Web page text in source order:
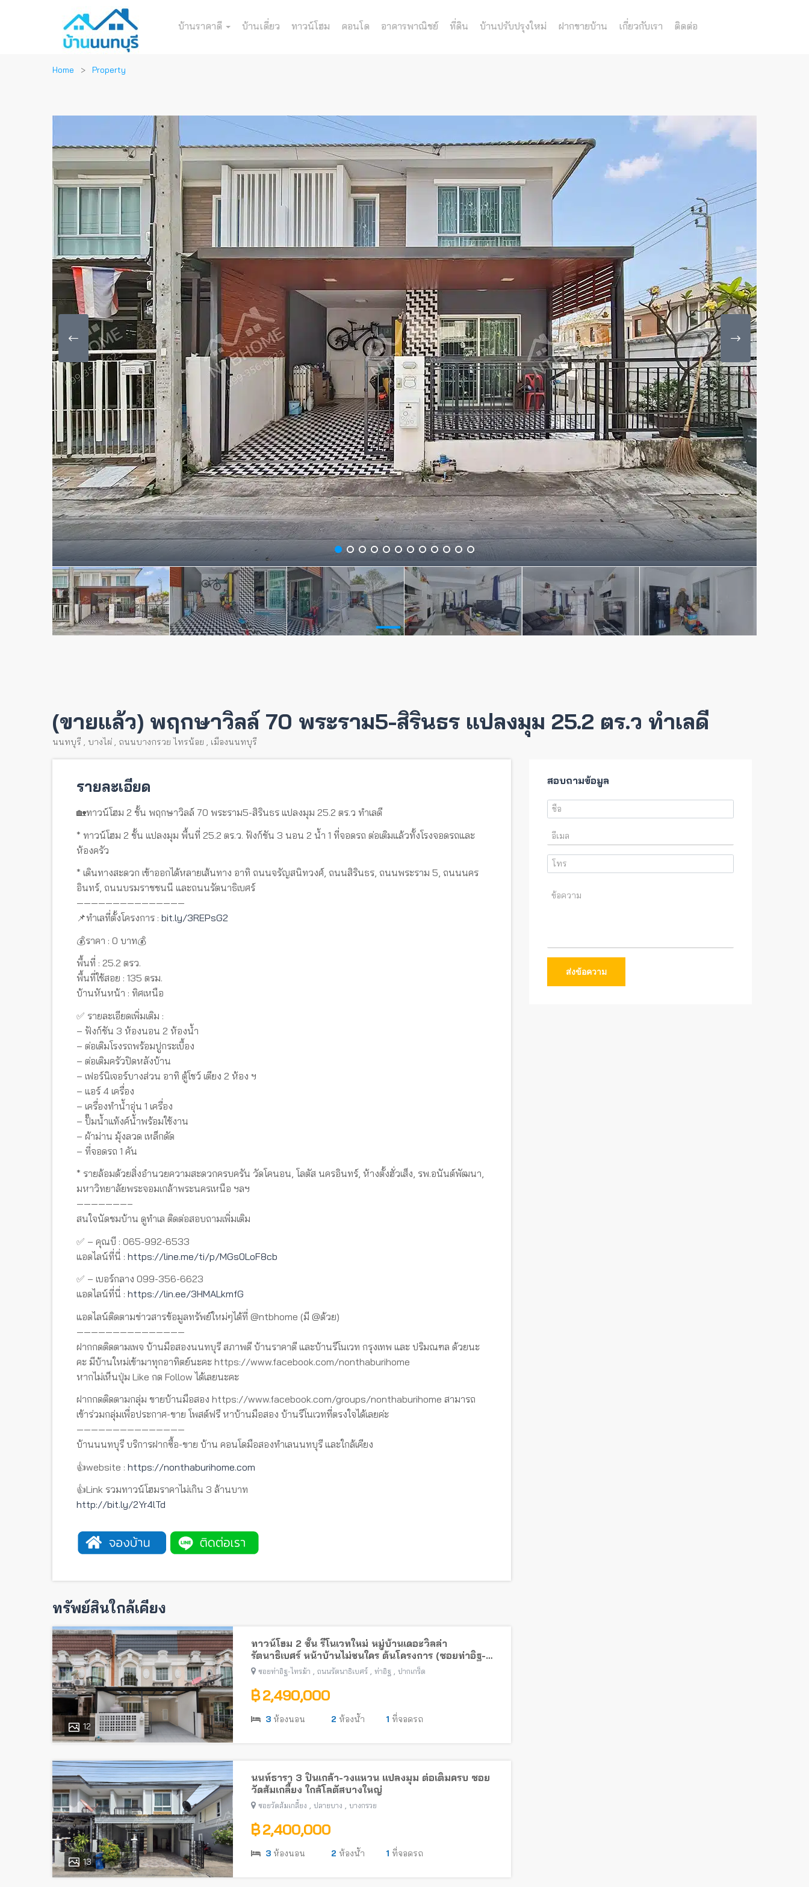
บ้านราคาดี บ้านเดี่ยว ทาวน์โฮม คอนโด อาคารพาณิชย์ ที่ดิน บ้านปรับปรุงใหม่ ฝากขายบ้าน เกี่ยวกับเรา ติดต่อ
Home Property
(ขายแล้ว) พฤกษาวิลล์ 70 พระราม5-สิรินธร แปลงมุม 25.2 ตร.ว ทำเลดี
นนทบุรี , บางไผ่ , ถนนบางกรวย ไทรน้อย , เมืองนนทบุรี
รายละเอียด
🏡ทาวน์โฮม 2 ชั้น พฤกษาวิลล์ 70 พระราม5-สิรินธร แปลงมุม 25.2 ตร.ว ทำเลดี
* ทาวน์โฮม 2 ชั้น แปลงมุม พื้นที่ 25.2 ตร.ว. ฟังก์ชัน 3 นอน 2 น้ำ 1 ที่จอดรถ ต่อเติมแล้วทั้งโรงจอดรถและ
ห้องครัว
* เดินทางสะดวก เข้าออกได้หลายเส้นทาง อาทิ ถนนจรัญสนิทวงศ์, ถนนสิรินธร, ถนนพระราม 5, ถนนนคร
อินทร์, ถนนบรมราชชนนี และถนนรัตนาธิเบศร์
———————————————
📌ทำเลที่ตั้งโครงการ : bit.ly/3REPsG2
💰ราคา : 0 บาท💰
พื้นที่ : 25.2 ตรว.
พื้นที่ใช้สอย : 135 ตรม.
บ้านหันหน้า : ทิศเหนือ
✅ รายละเอียดเพิ่มเติม :
– ฟังก์ชัน 3 ห้องนอน 2 ห้องน้ำ
– ต่อเติมโรงรถพร้อมปูกระเบื้อง
– ต่อเติมครัวปิดหลังบ้าน
– เฟอร์นิเจอร์บางส่วน อาทิ ตู้โชว์ เตียง 2 ห้อง ฯ
– แอร์ 4 เครื่อง
– เครื่องทำน้ำอุ่น 1 เครื่อง
– ปั๊มน้ำแท้งค์น้ำพร้อมใช้งาน
– ผ้าม่าน มุ้งลวด เหล็กดัด
– ที่จอดรถ 1 คัน
* รายล้อมด้วยสิ่งอำนวยความสะดวกครบครัน วัดโคนอน, โลตัส นครอินทร์, ห้างตั้งฮั่วเส็ง, รพ.อนันต์พัฒนา,
มหาวิทยาลัยพระจอมเกล้าพระนครเหนือ ฯลฯ
———————–
สนใจนัดชมบ้าน ดูทำเล ติดต่อสอบถามเพิ่มเติม
✅ – คุณบี : 065-992-6533
แอดไลน์ที่นี่ : https://line.me/ti/p/MGs0LoF8cb
✅ – เบอร์กลาง 099-356-6623
แอดไลน์ที่นี่ : https://lin.ee/3HMALkmfG
แอดไลน์ติดตามข่าวสารข้อมูลทรัพย์ใหม่ๆได้ที่ @ntbhome (มี @ด้วย)
———————————————
ฝากกดติดตามเพจ บ้านมือสองนนทบุรี สภาพดี บ้านราคาดี และบ้านรีโนเวท กรุงเทพ และ ปริมณฑล ด้วยนะ
คะ มีบ้านใหม่เข้ามาทุกอาทิตย์นะคะ https://www.facebook.com/nonthaburihome
หากไม่เห็นปุ่ม Like กด Follow ได้เลยนะคะ
ฝากกดติดตามกลุ่ม ขายบ้านมือสอง https://www.facebook.com/groups/nonthaburihome สามารถ
เข้าร่วมกลุ่มเพื่อประกาศ-ขาย โพสต์ฟรี หาบ้านมือสอง บ้านรีโนเวทที่ตรงใจได้เลยค่ะ
———————————————
บ้านนนทบุรี บริการฝากซื้อ-ขาย บ้าน คอนโดมือสองทำเลนนทบุรี และใกล้เคียง
👍website : https://nonthaburihome.com
👍Link รวมทาวน์โฮมราคาไม่เกิน 3 ล้านบาท
http://bit.ly/2Yr4lTd
ทรัพย์สินใกล้เคียง
12
ทาวน์โฮม 2 ชั้น รีโนเวทใหม่ หมู่บ้านเดอะวิลล่า
รัตนาธิเบศร์ หน้าบ้านไม่ชนใคร ต้นโครงการ (ซอยท่าอิฐ-
ไทรม้า) พร้อมอยู่ ใกล้รถไฟฟ้าสายสีม่วง
ซอยท่าอิฐ-ไทรม้า ถนนรัตนาธิเบศร์ ท่าอิฐ ปากเกร็ด
฿ 2,490,000
3 ห้องนอน 2 ห้องน้ำ 1 ที่จอดรถ
13
นนท์ธารา 3 ปิ่นเกล้า-วงแหวน แปลงมุม ต่อเติมครบ ซอย
วัดส้มเกลี้ยง ใกล้โลตัสบางใหญ่
ซอยวัดส้มเกลี้ยง , ปลายบาง , บางกรวย
฿ 2,400,000
3 ห้องนอน 2 ห้องน้ำ 1 ที่จอดรถ
สอบถามข้อมูล
ส่งข้อความ